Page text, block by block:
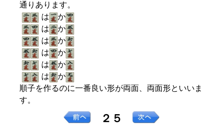
通りあります。
は
か
は
か
は
か
は
か
は
か
は
か
順子を作るのに一番良い形が両面、両面形といいま
す。
２５